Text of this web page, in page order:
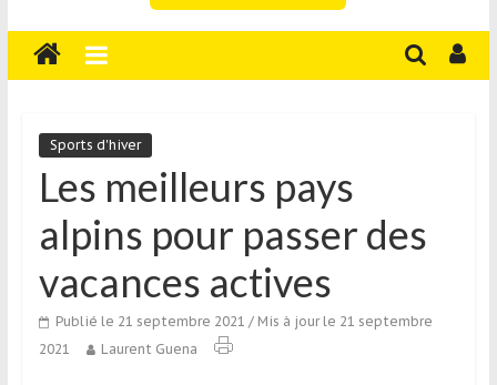
Tourisme
est
média
sur
tourisme
sportif
qui
aux
voyageurs
Sports d'hiver
Les meilleurs pays
alpins pour passer des
vacances actives
Publié le 21 septembre 2021 / Mis à jour le 21 septembre
2021
Laurent Guena